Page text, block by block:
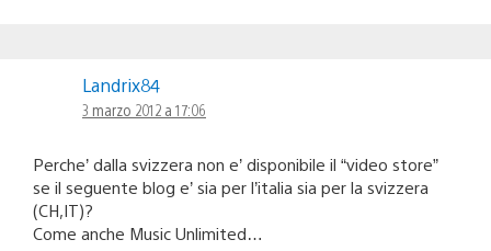
Landrix84
3 marzo 2012 a 17:06
Perche’ dalla svizzera non e’ disponibile il “video store”
se il seguente blog e’ sia per l’italia sia per la svizzera
(CH,IT)?
Come anche Music Unlimited…